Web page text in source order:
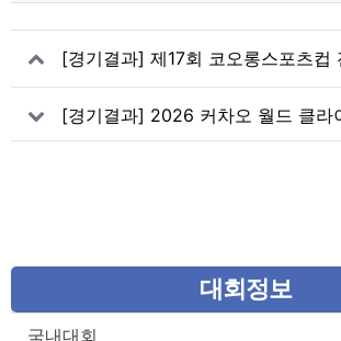
[경기결과] 제17회 코오롱스포츠컵
포츠클라이밍대회
[경기결과] 2026 커차오 월드 클라
(볼더)
대회정보
국내대회